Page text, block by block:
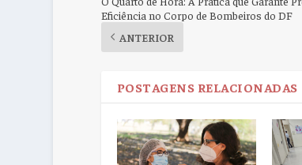
Eficiência no Corpo de Bombeiros do DF
ANTERIOR
POSTAGENS RELACIONADAS